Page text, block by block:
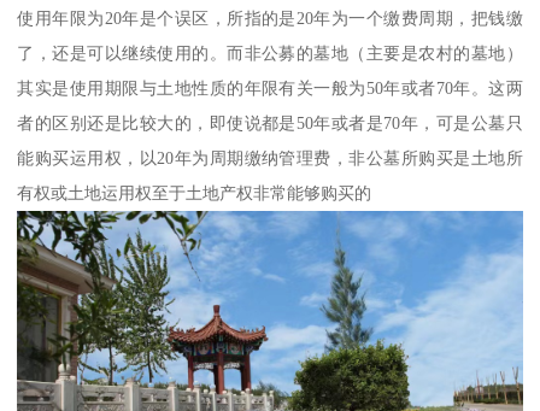
使用年限为20年是个误区，所指的是20年为一个缴费周期，把钱缴
了，还是可以继续使用的。而非公募的墓地（主要是农村的墓地）
其实是使用期限与土地性质的年限有关一般为50年或者70年。这两
者的区别还是比较大的，即使说都是50年或者是70年，可是公墓只
能购买运用权，以20年为周期缴纳管理费，非公墓所购买是土地所
有权或土地运用权至于土地产权非常能够购买的